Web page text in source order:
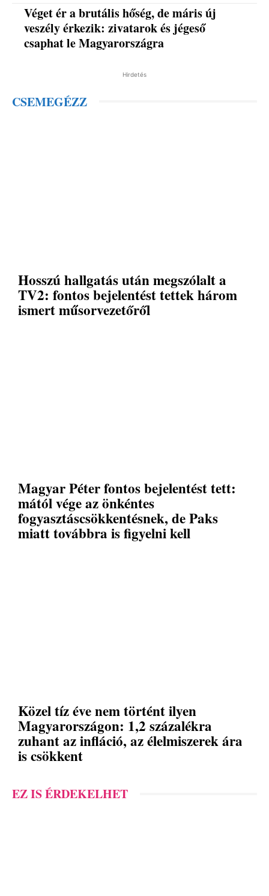
Véget ér a brutális hőség, de máris új
veszély érkezik: zivatarok és jégeső
csaphat le Magyarországra
Hirdetés
CSEMEGÉZZ
Hosszú hallgatás után megszólalt a
TV2: fontos bejelentést tettek három
ismert műsorvezetőről
Magyar Péter fontos bejelentést tett:
mától vége az önkéntes
fogyasztáscsökkentésnek, de Paks
miatt továbbra is figyelni kell
Közel tíz éve nem történt ilyen
Magyarországon: 1,2 százalékra
zuhant az infláció, az élelmiszerek ára
is csökkent
EZ IS ÉRDEKELHET